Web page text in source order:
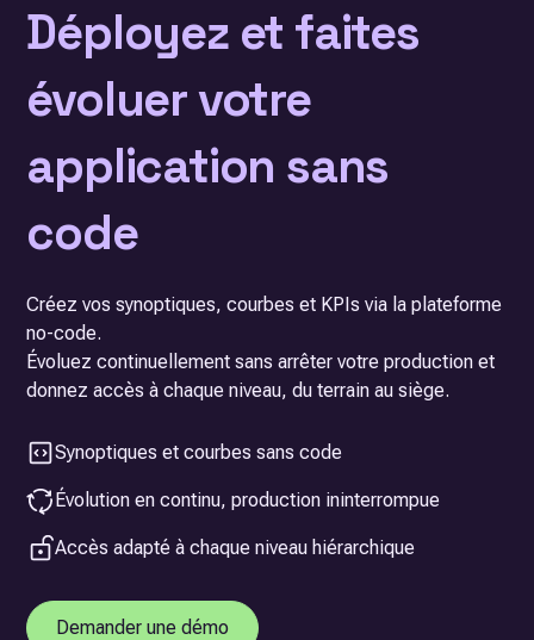
Déployez et faites
évoluer votre
application sans
code
Créez vos synoptiques, courbes et KPIs via la plateforme
no-code.
Évoluez continuellement sans arrêter votre production et
donnez accès à chaque niveau, du terrain au siège.
Synoptiques et courbes sans code
Évolution en continu, production ininterrompue
Accès adapté à chaque niveau hiérarchique
Demander une démo